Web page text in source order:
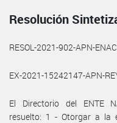
Resolución
RESOL-2021-902-APN-
EX-2021-15242147-APN-
El Directorio del ENTE
resuelto: 1 - Otorgar a la